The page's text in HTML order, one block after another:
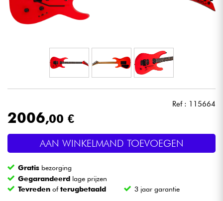
Hoofdtelefoon
Licht
Drums & percussie
Blaasinstrument
Ref : 115664
2006,00 €
AAN WINKELMAND TOEVOEGEN
Gratis bezorging
Gegarandeerd lage prijzen
Tevreden ofterugbetaald 3 jaar garantie